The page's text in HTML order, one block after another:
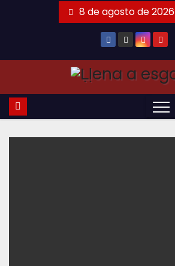
8 de agosto de 2026